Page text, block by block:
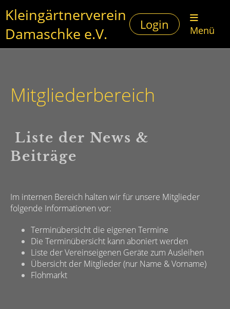
Kleingärtnerverein
Damaschke e.V.
Login Menü
Mitgliederbereich
Liste der News &
Beiträge
Im internen Bereich halten wir für unsere Mitglieder
folgende Informationen vor:
Terminübersicht die eigenen Termine
Die Terminübersicht kann aboniert werden
Liste der Vereinseigenen Geräte zum Ausleihen
Übersicht der Mitglieder (nur Name & Vorname)
Flohmarkt